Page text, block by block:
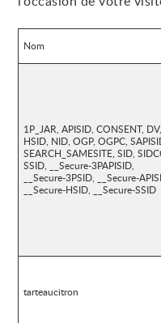
Nom
1P_JAR, APISID, CONSENT, DV,
HSID, NID, OGP, OGPC,
SEARCH_SAMESITE, SID,
SSID, __Secure-3PAPISID,
__Secure-3PSID, __Secure-
__Secure-HSID, __Secure-SSID
tarteaucitron